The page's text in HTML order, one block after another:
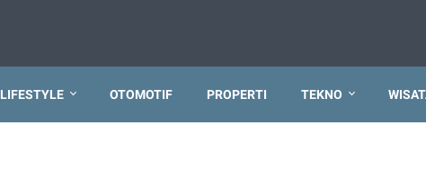
LIFESTYLE OTOMOTIF PROPERTI TEKNO